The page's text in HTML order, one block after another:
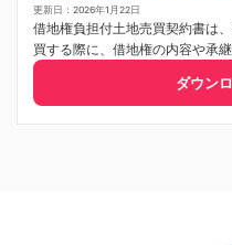
更新日：2026年1月22日
借地権負担付土地売買契約書は
買する際に、借地権の内容や承
ダウン